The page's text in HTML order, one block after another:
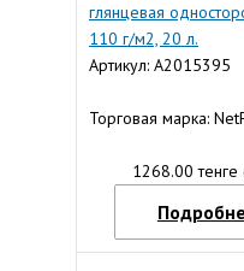
глянцевая
110 г/м2, 20 л.
Артикул: A2015395
Торговая марка:
1268.00 тенге